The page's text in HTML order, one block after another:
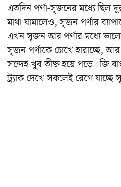
এতদিন পর্ণা-সৃজনের মধ্যে ছিল
মাথা ঘামালেও, সৃজন পর্ণার
এখন সৃজন আর পর্ণার মধ্যে
সৃজন পর্ণাকে চোখে হারাচ্ছে, আর
সন্দেহ খুব তীক্ষ্ণ হয়ে পড়ে। জি
ট্র্যাক দেখে সকলেই রেগে